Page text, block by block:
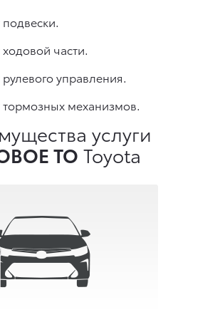
части.
управления.
тормозных механизмов.
услуги
ТО Toyota